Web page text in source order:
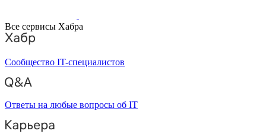
Все сервисы Хабра
Сообщество IT-специалистов
Ответы на любые вопросы об IT